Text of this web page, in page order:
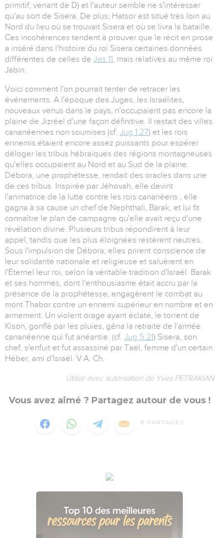
primitif, venant de D) et l'auteur semble ne s'intéresser
qu'au sort de Sisera. De plus, Hatsor est situé très loin au
Nord du lieu où se trouvait Sisera et où se livra la bataille.
Ces incohérences tendent à prouver que le récit en prose
a inséré dans l'histoire du roi Sisera certaines données
différentes de celles de Jos 11, mais relatives au même roi
Jabin.
Voici comment l'on pourrait tenter de retracer les
événements. A l'époque des Juges, les Israélites,
nouveaux venus dans le pays, n'occupaient pas encore la
plaine de Jizréel d'une façon définitive. Il restait des villes
cananéennes non soumises (cf. Jug 1:27) et les rois
ennemis étaient encore assez puissants pour espérer
déloger les tribus hébraïques des régions montagneuses
qu'elles occupaient au Nord et au Sud de la plaine.
Débora, une prophétesse, rendait des oracles dans une
de ces tribus. Inspirée par Jéhovah, elle devint
l'animatrice de la lutte contre les rois cananéens ; elle
gagna à sa cause un chef de Nephthali, Barak, et lui fit
connaître le plan de campagne qu'elle avait reçu d'une
révélation divine. Plusieurs tribus répondirent à leur
appel, tandis que les plus éloignées restèrent neutres.
Sous l'impulsion de Débora, elles prirent conscience de
leur solidarité nationale et religieuse et saluèrent en
l'Éternel leur roi, selon la véritable tradition d'Israël. Barak
et ses hommes, dont l'enthousiasme était accru par la
présence de la prophétesse, engagèrent le combat au
mont Thabor contre un ennemi supérieur en nombre et en
armement. Un violent orage ayant éclaté, le torrent de
Kison, gonflé par les pluies, gêna la retraite de l'armée
cananéenne qui fut anéantie. (cf. Jug 5:21) Sisera, son
chef, s'enfuit et fut assassiné par Taël, femme d'un certain
Héber, ami d'Israël. V A. Ch.
Utilisé avec autorisation de Yves PETRAKIAN
Vous avez aimé ? Partagez autour de vous !
8 PARTAGES